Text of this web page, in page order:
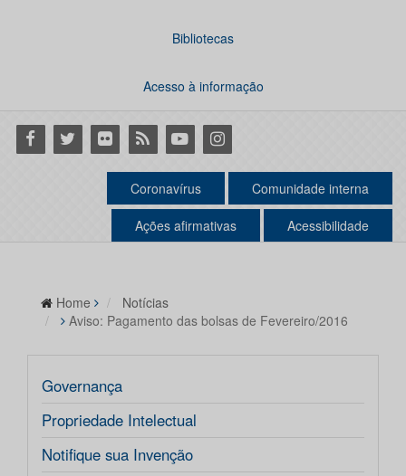
Bibliotecas
Acesso à informação
Facebook
Twitter Flickr RSS YoutubeInstagram
Coronavírus Comunidade interna
Ações afirmativas Acessibilidade
Home
Notícias
Aviso: Pagamento das bolsas de Fevereiro/2016
Governança
Propriedade Intelectual
Notifique sua Invenção